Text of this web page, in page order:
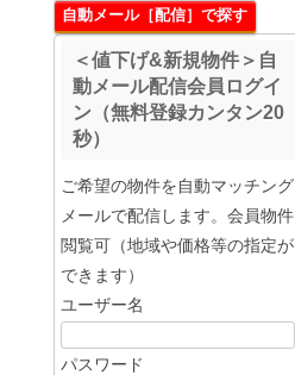
自動メール［配信］で探す
＜値下げ&新規物件＞自
動メール配信会員ログイ
ン（無料登録カンタン20
秒）
ご希望の物件を自動マッチング
メールで配信します。会員物件
閲覧可（地域や価格等の指定が
できます）
ユーザー名
パスワード